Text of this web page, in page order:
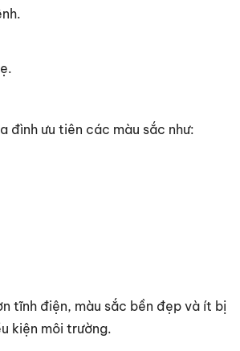
đình ưu tiên các màu sắc như:
tĩnh điện, màu sắc bền đẹp và ít bị
kiện môi trường.